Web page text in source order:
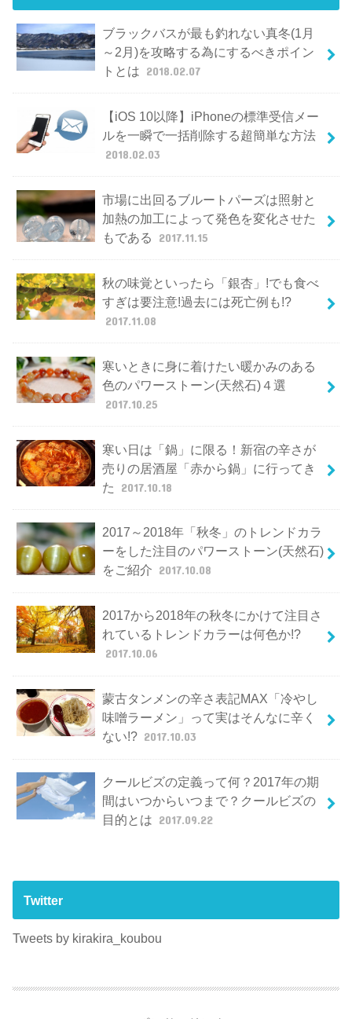
ブラックバスが最も釣れない真冬(1月
～2月)を攻略する為にするべきポイン
トとは 2018.02.07
【iOS 10以降】iPhoneの標準受信メー
ルを一瞬で一括削除する超簡単な方法
2018.02.03
市場に出回るブルートパーズは照射と
加熱の加工によって発色を変化させた
もである
2017.11.15
秋の味覚といったら「銀杏」!でも食べ
すぎは要注意!過去には死亡例も!?
2017.11.08
寒いときに身に着けたい暖かみのある
色のパワーストーン(天然石)４選
2017.10.25
寒い日は「鍋」に限る！新宿の辛さが
売りの居酒屋「赤から鍋」に行ってき
た
2017.10.18
2017～2018年「秋冬」のトレンドカラ
ーをした注目のパワーストーン(天然石)
をご紹介 2017.10.08
2017から2018年の秋冬にかけて注目さ
れているトレンドカラーは何色か!?
2017.10.06
蒙古タンメンの辛さ表記MAX「冷やし
味噌ラーメン」って実はそんなに辛く
ない!? 2017.10.03
クールビズの定義って何？2017年の期
間はいつからいつまで？クールビズの
目的とは 2017.09.22
Twitter
Tweets by kirakira_koubou